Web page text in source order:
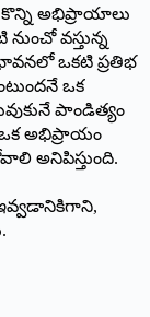
కొన్ని అభిప్రాయాలు
వస్తున్న
ఒకటి ప్రతిభ
ఒక
పాండిత్యం
అభిప్రాయం
అనిపిస్తుంది.